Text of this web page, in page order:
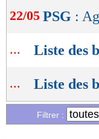
22/05 PSG :
... Liste des
... Liste des
Filtrer :